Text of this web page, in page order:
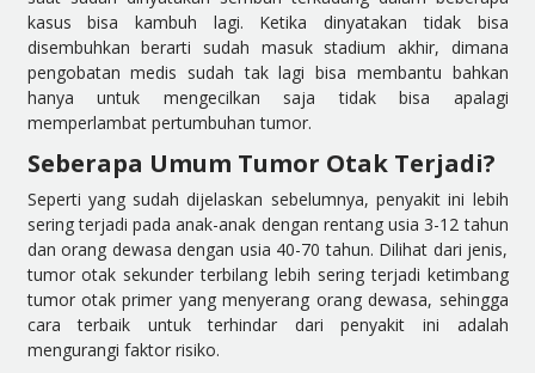
kasus bisa kambuh lagi. Ketika dinyatakan tidak bisa
disembuhkan berarti sudah masuk stadium akhir, dimana
pengobatan medis sudah tak lagi bisa membantu bahkan
hanya untuk mengecilkan saja tidak bisa apalagi
memperlambat pertumbuhan tumor.
Seberapa Umum Tumor Otak Terjadi?
Seperti yang sudah dijelaskan sebelumnya, penyakit ini lebih
sering terjadi pada anak-anak dengan rentang usia 3-12 tahun
dan orang dewasa dengan usia 40-70 tahun. Dilihat dari jenis,
tumor otak sekunder terbilang lebih sering terjadi ketimbang
tumor otak primer yang menyerang orang dewasa, sehingga
cara terbaik untuk terhindar dari penyakit ini adalah
mengurangi faktor risiko.